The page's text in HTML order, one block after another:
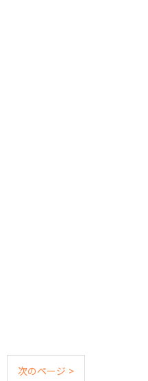
次のページ >